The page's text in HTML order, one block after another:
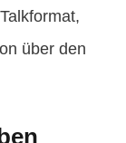
über den